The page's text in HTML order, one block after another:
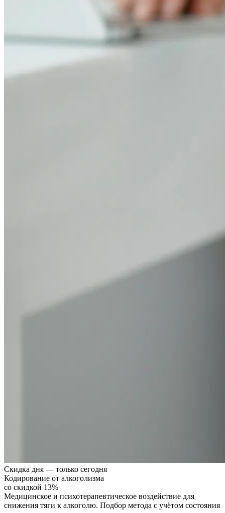
Скидка дня — только сегодня
Кодирование от алкоголизма
со скидкой 13%
Медицинское и психотерапевтическое воздействие для
снижения тяги к алкоголю. Подбор метода с учётом состояния